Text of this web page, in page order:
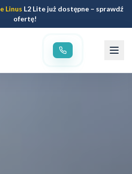
Linus L2 Lite już dostępne – sprawdź
ofertę!